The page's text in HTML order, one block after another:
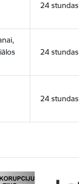
24 stundas
24 stundas
24 stundas